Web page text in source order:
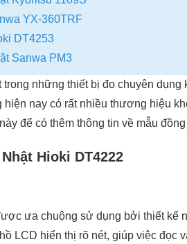
YX-360TRF
DT4253
Sanwa PM3
những thiết bị đo chuyên
hiện nay có rất nhiều thương hiệu
để có thêm thông tin về mẫu
Hioki DT4222
ưa chuộng sử dụng bởi thiết kế
LCD hiển thị rõ nét, giúp việc đọc